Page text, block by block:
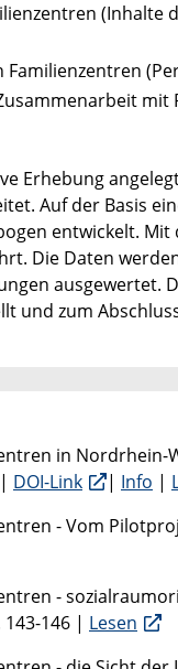
Erhebung
Auf der Basis
entwickelt.
Die Daten
ausgewertet.
und zum
in
DOI-Link | Info |
- Vom
-
146 | Lesen